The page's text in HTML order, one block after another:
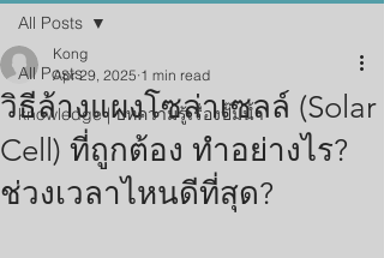
All Posts
knowledge | บทความรู้เรื่องปั๊มน้ำ
All Posts
วิธีล้างแผงโซล่าเซลล์ (Solar
Cell) ที่ถูกต้อง ทำอย่างไร?
ช่วงเวลาไหนดีที่สุด?
Kong
Apr 29, 2025 1 min read